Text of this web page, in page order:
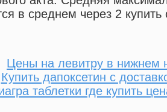
в среднем через 2
Цены на левитру в нижнем
Купить дапоксетин с
таблетки где купить